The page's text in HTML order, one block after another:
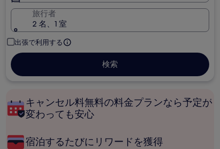
旅行者
2 名、1 室
出張で利用する
検索
キャンセル料無料の料金プランなら予定が
変わっても安心
宿泊するたびにリワードを獲得